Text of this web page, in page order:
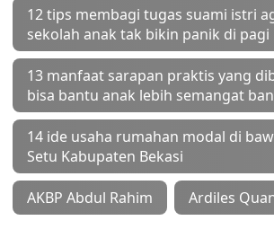
12 tips membagi tugas suami istri
sekolah anak tak bikin panik di pagi
13 manfaat sarapan praktis yang
bisa bantu anak lebih semangat
14 ide usaha rumahan modal di
Setu Kabupaten Bekasi
AKBP Abdul Rahim Ardiles